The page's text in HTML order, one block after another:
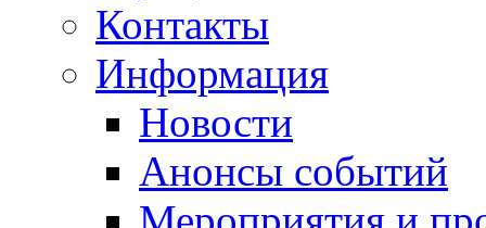
Контакты
Информация
Новости
Анонсы событий